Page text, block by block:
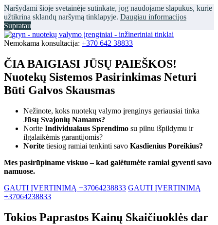
Naršydami šioje svetainėje sutinkate, jog naudojame slapukus, kurie
užtikrina sklandų naršymą tinklapyje. Daugiau informacijos
Supratau
Nemokama konsultacija: +370 642 38833
ČIA BAIGIASI JŪSŲ PAIEŠKOS!
Nuotekų Sistemos Pasirinkimas Neturi
Būti Galvos Skausmas
Nežinote, koks nuotekų valymo įrenginys geriausiai tinka
Jūsų Svajonių Namams?
Norite Individualaus Sprendimo su pilnu išpildymu ir
ilgalaikėmis garantijomis?
Norite tiesiog ramiai tenkinti savo Kasdienius Poreikius?
Mes pasirūpiname viskuo – kad galėtumėte ramiai gyventi savo
namuose.
GAUTI ĮVERTINIMĄ +37064238833 GAUTI ĮVERTINIMĄ
+37064238833
Tokios Paprastos Kainų Skaičiuoklės dar